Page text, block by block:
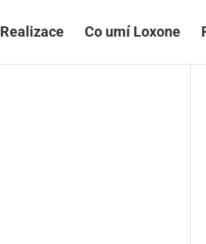
Realizace Co umí Loxone